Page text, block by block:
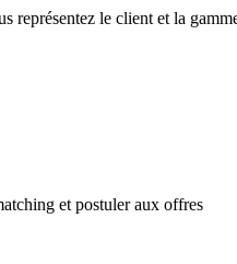
représentez le client et la
et postuler aux offres